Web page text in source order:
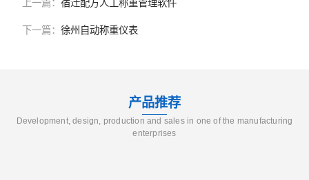
上一篇： 宿迁配方人工称重管理软件
下一篇： 徐州自动称重仪表
产品推荐
Development, design, production and sales in one of the manufacturing
enterprises